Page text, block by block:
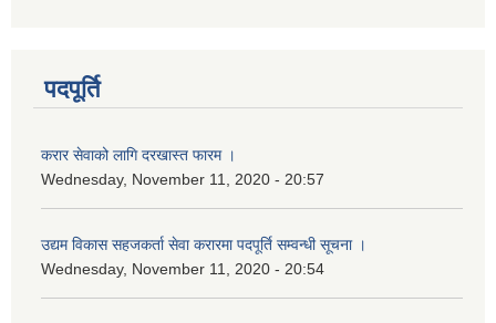
पदपूर्ति
करार सेवाको लागि दरखास्त फारम ।
Wednesday, November 11, 2020 - 20:57
उद्यम विकास सहजकर्ता सेवा करारमा पदपूर्ति सम्वन्धी सूचना ।
Wednesday, November 11, 2020 - 20:54